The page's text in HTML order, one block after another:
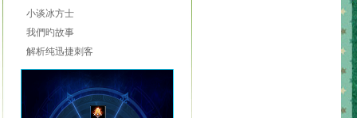
小谈冰方士
我們旳故事
解析纯迅捷刺客